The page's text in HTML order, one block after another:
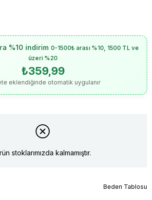
%10 indirim 0-1500₺ arası %10, 1500 TL ve
üzeri %20
₺359,99
eklendiğinde otomatik uygulanır
stoklarımızda kalmamıştır.
Beden Tablosu